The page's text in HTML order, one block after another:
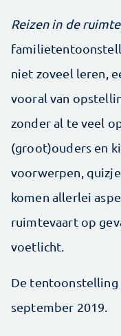
Reizen in de ruimte
niet zoveel leren,
vooral van
zonder al te veel
(groot)ouders en
voorwerpen,
komen allerlei
ruimtevaart op
voetlicht.
De tentoonstelling
september 2019.